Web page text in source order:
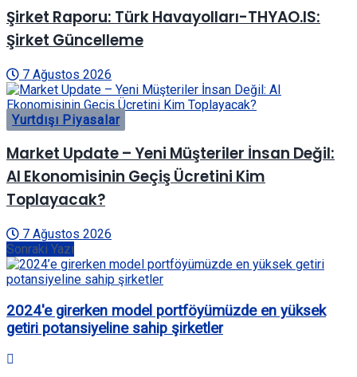
Şirket Raporu: Türk Havayolları-THYAO.IS:
Şirket Güncelleme
7 Ağustos 2026
Yurtdışı Piyasalar
Market Update – Yeni Müşteriler İnsan Değil:
AI Ekonomisinin Geçiş Ücretini Kim
Toplayacak?
7 Ağustos 2026
Sonraki Yazı
2024'e girerken model portföyümüzde en yüksek
getiri potansiyeline sahip şirketler